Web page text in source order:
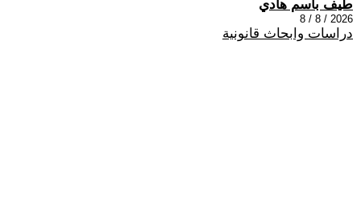
طيف باسم هادي
2026 / 8 / 8
دراسات وابحاث قانونية